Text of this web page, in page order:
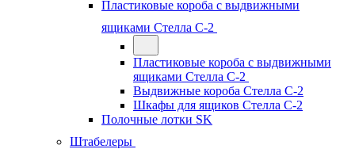
Пластиковые короба с выдвижными
ящиками Стелла С-2
Пластиковые короба с выдвижными
ящиками Стелла С-2
Выдвижные короба Стелла С-2
Шкафы для ящиков Стелла С-2
Полочные лотки SK
Штабелеры